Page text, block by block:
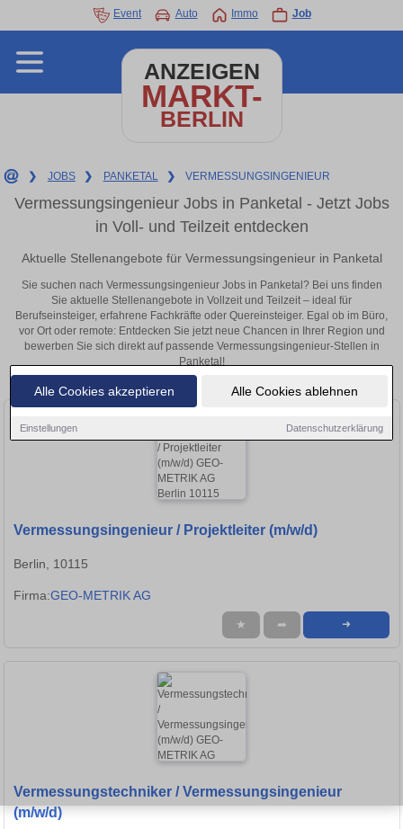
Alle Cookies akzeptieren Alle Cookies ablehnen
Einstellungen Datenschutzerklärung
Event Auto Immo Job
ANZEIGEN
MARKT-
BERLIN
❯ JOBS ❯ PANKETAL ❯ VERMESSUNGSINGENIEUR
Vermessungsingenieur Jobs in Panketal - Jetzt Jobs
in Voll- und Teilzeit entdecken
Aktuelle Stellenangebote für Vermessungsingenieur in Panketal
Sie suchen nach Vermessungsingenieur Jobs in Panketal? Bei uns finden
Sie aktuelle Stellenangebote in Vollzeit und Teilzeit – ideal für
Berufseinsteiger, erfahrene Fachkräfte oder Quereinsteiger. Egal ob im Büro,
vor Ort oder remote: Entdecken Sie jetzt neue Chancen in Ihrer Region und
bewerben Sie sich direkt auf passende Vermessungsingenieur-Stellen in
Panketal!
Vermessungsingenieur / Projektleiter (m/w/d)
Berlin, 10115
Firma:GEO-METRIK AG
★ ➦ ➜
Vermessungstechniker / Vermessungsingenieur
(m/w/d)